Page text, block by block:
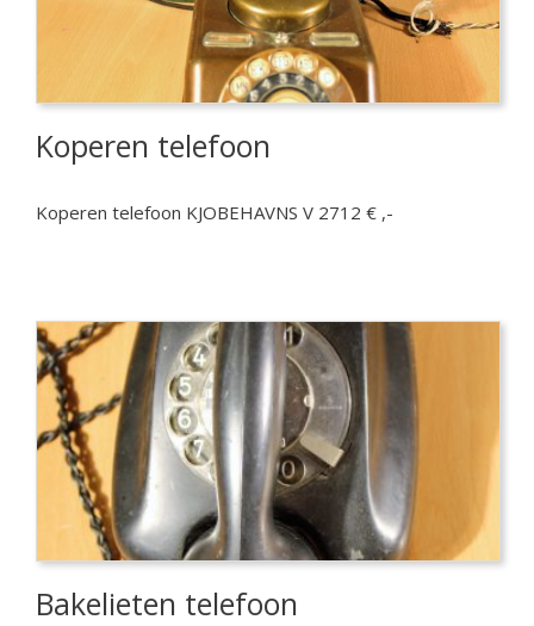
Koperen telefoon
Koperen telefoon KJOBEHAVNS V 2712 € ,-
Bakelieten telefoon